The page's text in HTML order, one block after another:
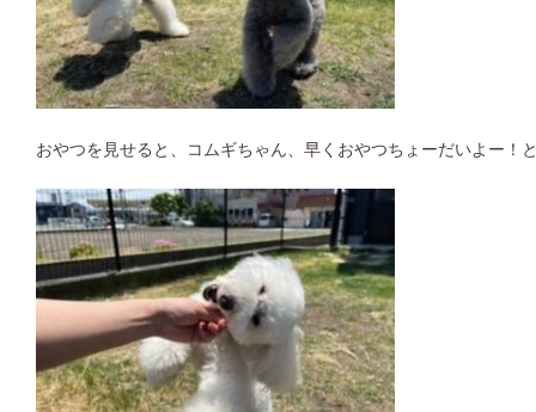
おやつを見せると、コムギちゃん、早くおやつちょーだいよー！